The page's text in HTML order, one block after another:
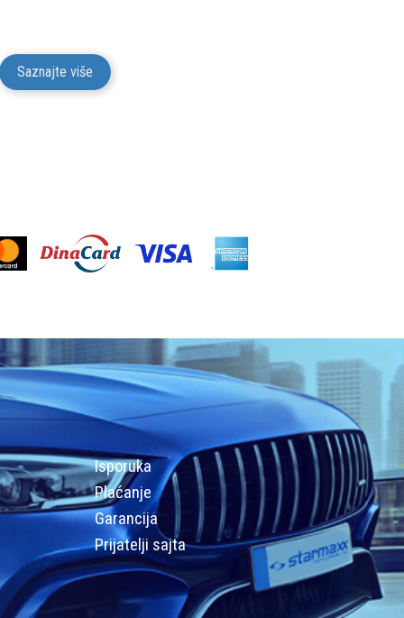
Saznajte više
Isporuka
Plaćanje
Garancija
Prijatelji sajta